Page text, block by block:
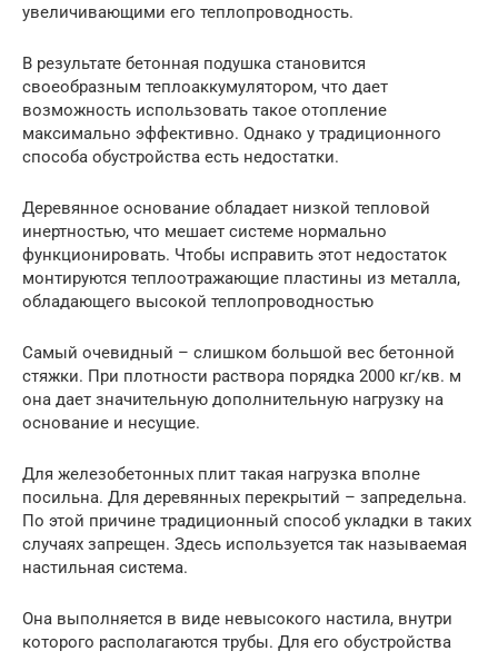
увеличивающими его теплопроводность.
В результате бетонная подушка становится
своеобразным теплоаккумулятором, что дает
возможность использовать такое отопление
максимально эффективно. Однако у традиционного
способа обустройства есть недостатки.
Деревянное основание обладает низкой тепловой
инертностью, что мешает системе нормально
функционировать. Чтобы исправить этот недостаток
монтируются теплоотражающие пластины из металла,
обладающего высокой теплопроводностью
Самый очевидный – слишком большой вес бетонной
стяжки. При плотности раствора порядка 2000 кг/кв. м
она дает значительную дополнительную нагрузку на
основание и несущие.
Для железобетонных плит такая нагрузка вполне
посильна. Для деревянных перекрытий – запредельна.
По этой причине традиционный способ укладки в таких
случаях запрещен. Здесь используется так называемая
настильная система.
Она выполняется в виде невысокого настила, внутри
которого располагаются трубы. Для его обустройства